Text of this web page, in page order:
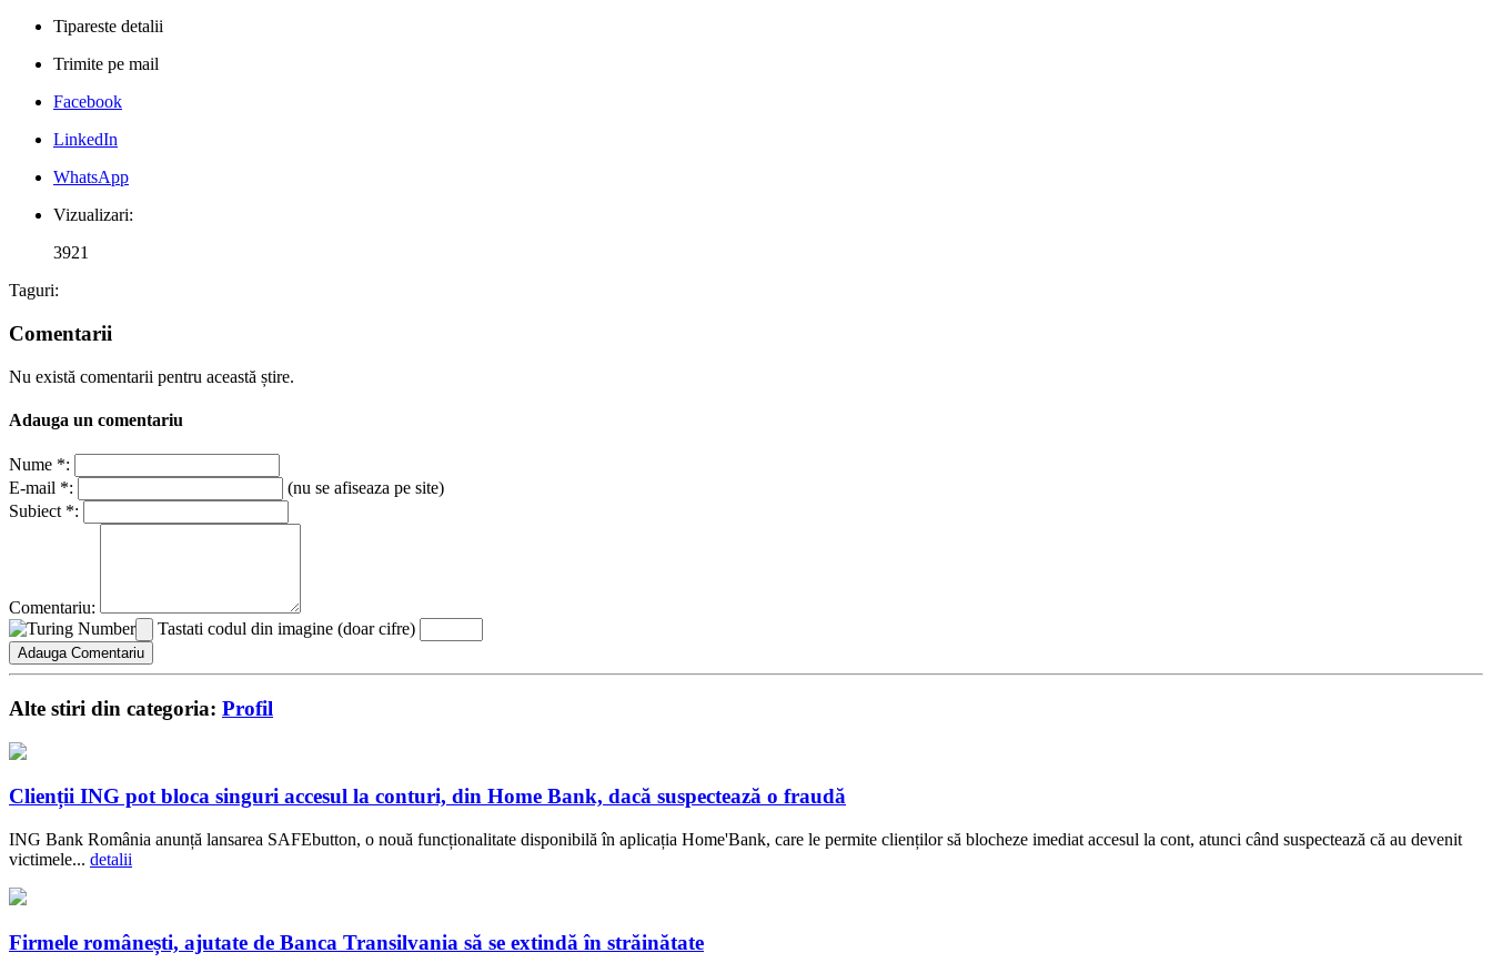
Tipareste detalii
Trimite pe mail
Facebook
LinkedIn
WhatsApp
Vizualizari:
3921
Taguri:
Comentarii
Nu există comentarii pentru această știre.
Adauga un comentariu
Nume *:
E-mail *:
(nu se afiseaza pe site)
Subiect *:
Comentariu:
Tastati codul din imagine (doar cifre)
Alte stiri din categoria: Profil
Clienții ING pot bloca singuri accesul la conturi, din Home Bank, dacă suspectează o fraudă
ING Bank România anunță lansarea SAFEbutton, o nouă funcționalitate disponibilă în aplicația Home'Bank, care le permite clienților să blocheze imediat accesul la cont, atunci când suspectează că au devenit
victimele... detalii
Firmele românești, ajutate de Banca Transilvania să se extindă în străinătate